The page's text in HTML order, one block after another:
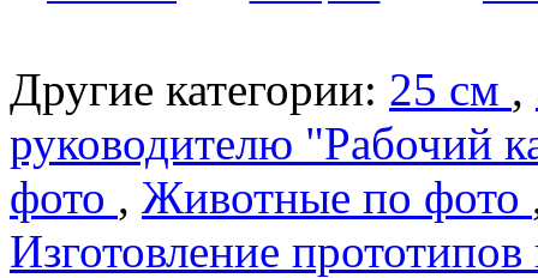
Другие категории: 25 см ,
руководителю "Рабочий
фото , Животные по фото
Изготовление